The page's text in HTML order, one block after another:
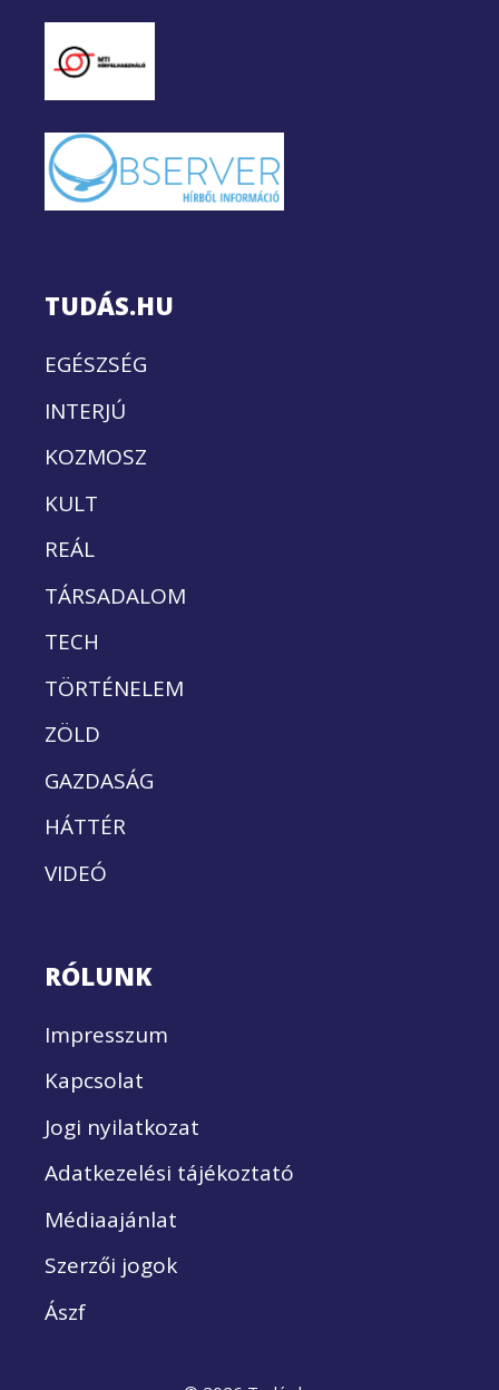
TUDÁS.HU
EGÉSZSÉG
INTERJÚ
KOZMOSZ
KULT
REÁL
TÁRSADALOM
TECH
TÖRTÉNELEM
ZÖLD
GAZDASÁG
HÁTTÉR
VIDEÓ
RÓLUNK
Impresszum
Kapcsolat
Jogi nyilatkozat
Adatkezelési tájékoztató
Médiaajánlat
Szerzői jogok
Ászf